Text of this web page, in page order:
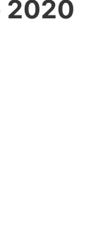
2020